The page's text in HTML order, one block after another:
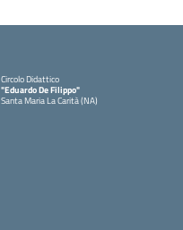
Circolo Didattico
"Eduardo De Filippo"
Santa Maria La Carità (NA)